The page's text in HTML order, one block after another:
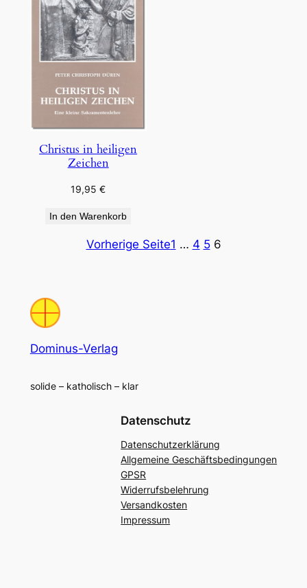
Christus in heiligen
Zeichen
19,95€
In den Warenkorb
Vorherige Seite1 … 4 5 6
Dominus-Verlag
solide – katholisch – klar
Datenschutz
Datenschutzerklärung
Allgemeine Geschäftsbedingungen
GPSR
Widerrufsbelehrung
Versandkosten
Impressum